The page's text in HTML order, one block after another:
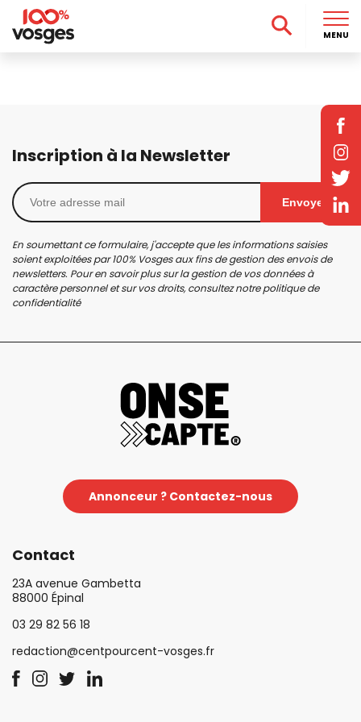
Inscription à la Newsletter
Envoyer
En soumettant ce formulaire, j'accepte que les informations saisies
soient exploitées par 100% Vosges aux fins de gestion des envois de
newsletters. Pour en savoir plus sur la gestion de vos données à
caractère personnel et sur vos droits, consultez notrepolitique de
confidentialité
Annonceur ? Contactez-nous
Contact
23A avenue Gambetta
88000 Épinal
03 29 82 56 18
redaction@centpourcent-vosges.fr
MENU